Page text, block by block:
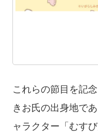
これらの節目を記
きお氏の出身地で
ャラクター「むす